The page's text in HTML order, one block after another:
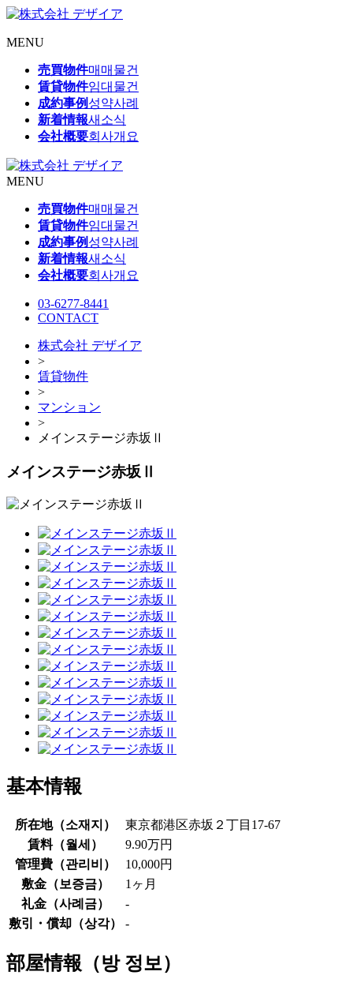
MENU
売買物件매매물건
賃貸物件임대물건
成約事例 성약사례
新着情報새소식
会社概要회사개요
MENU
売買物件매매물건
賃貸物件임대물건
成約事例 성약사례
新着情報새소식
会社概要회사개요
03-6277-8441
CONTACT
株式会社 デザイア
>
賃貸物件
>
マンション
>
メインステージ赤坂Ⅱ
メインステージ赤坂Ⅱ
基本情報
所在地（소재지 ）
東京都港区赤坂２丁目17-67
賃料（월세 ）
9.90万円
管理費（관리비 ）
10,000円
敷金（보증금）
1ヶ月
礼金（사례금）
-
敷引・償却（상각） -
部屋情報（방 정보）